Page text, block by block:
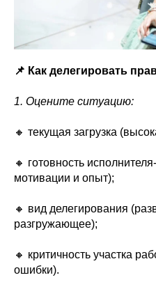
📌 Как делегировать
1. Оцените ситуацию:
🔸 текущая загрузка
🔸 готовность
мотивации и опыт);
🔸 вид делегирования
разгружающее);
🔸 критичность участка
ошибки).